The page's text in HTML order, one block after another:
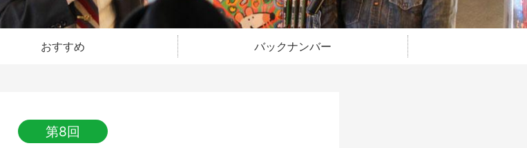
おすすめ バックナンバー
第8回